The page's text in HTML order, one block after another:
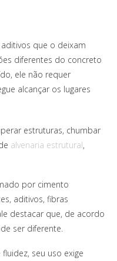
que o deixam
diferentes do concreto
ele não requer
alcançar os lugares
estruturas, chumbar
alvenaria estrutural,
por cimento
aditivos, fibras
destacar que, de acordo
ser diferente.
seu uso exige